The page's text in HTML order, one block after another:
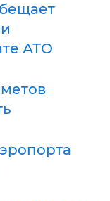
АТО